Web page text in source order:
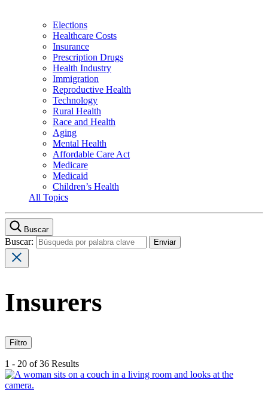
Elections
Healthcare Costs
Insurance
Prescription Drugs
Health Industry
Immigration
Reproductive Health
Technology
Rural Health
Race and Health
Aging
Mental Health
Affordable Care Act
Medicare
Medicaid
Children’s Health
All Topics
Buscar
Buscar:
Insurers
Filtro
1 - 20 of 36 Results